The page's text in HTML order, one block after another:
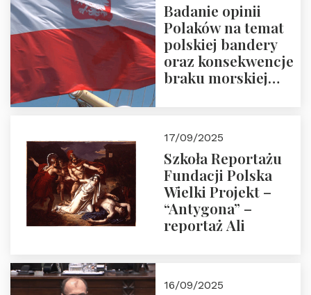
Badanie opinii
Polaków na temat
polskiej bandery
oraz konsekwencje
braku morskiej
17/09/2025
Szkoła Reportażu
Fundacji Polska
Wielki Projekt –
“Antygona” –
reportaż Ali
16/09/2025